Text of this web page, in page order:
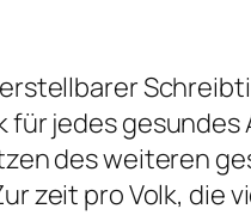
für jedes
des weiteren
zeit pro Volk, die